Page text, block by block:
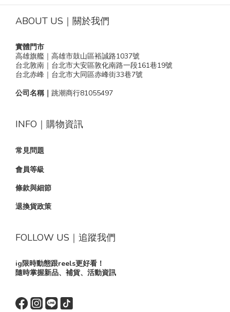
ABOUT US｜關於我們
實體門市
高雄旗艦｜高雄市鼓山區裕誠路1037號
台北敦南｜台北市大安區敦化南路一段161巷19號
台北赤峰｜台北市大同區赤峰街33巷7號
公司名稱｜ 跳潮商行81055497
INFO｜購物資訊
常見問題
會員等級
條款與細節
退換貨政策
FOLLOW US｜追蹤我們
ig限時動態跟reels更好看！
隨時掌握新品、補貨、活動資訊